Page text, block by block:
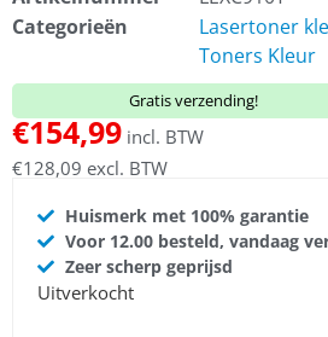
Categorieën
Lasertoner
Toners Kleur
Gratis verzending!
€154,99 incl. BTW
€128,09 excl. BTW
Huismerk met 100% garantie
Voor 12.00 besteld, vandaag
Zeer scherp geprijsd
Uitverkocht